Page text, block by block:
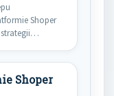
Shoper
Shoper